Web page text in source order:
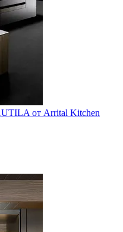
от Arrital Kitchen